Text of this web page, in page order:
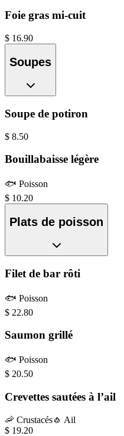
Foie gras mi-cuit
$ 16.90
Soupes
Soupe de potiron
$ 8.50
Bouillabaisse légère
🐟 Poisson
$ 10.20
Plats de poisson
Filet de bar rôti
🐟 Poisson
$ 22.80
Saumon grillé
🐟 Poisson
$ 20.50
Crevettes sautées à l’ail
🦐 Crustacés🧄 Ail
$ 19.20